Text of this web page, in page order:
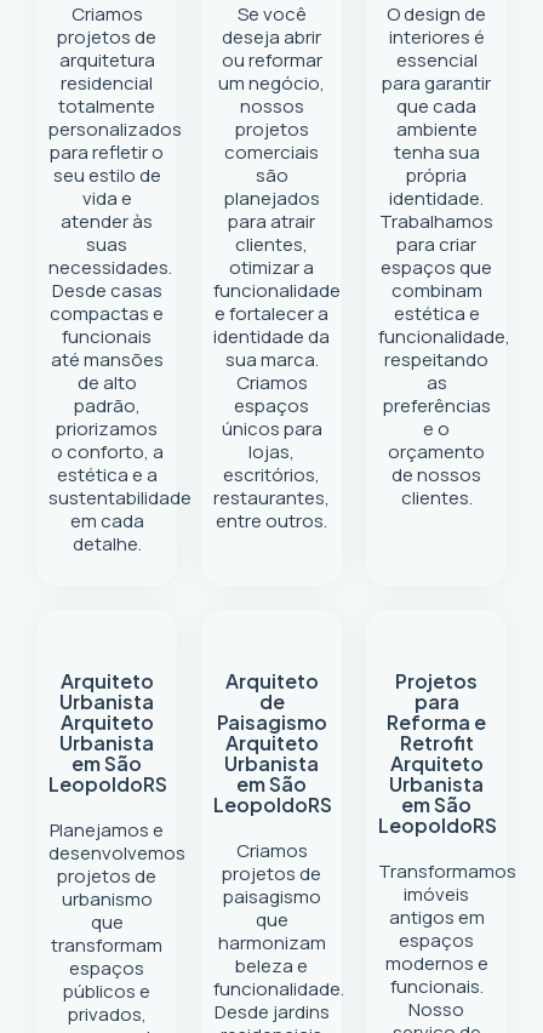
Criamos
projetos de
arquitetura
residencial
totalmente
personalizados
para refletir o
seu estilo de
vida e
atender às
suas
necessidades.
Desde casas
compactas e
funcionais
até mansões
de alto
padrão,
priorizamos
o conforto, a
estética e a
sustentabilidade
em cada
detalhe.
Se você
deseja abrir
ou reformar
um negócio,
nossos
projetos
comerciais
são
planejados
para atrair
clientes,
otimizar a
funcionalidade
e fortalecer a
identidade da
sua marca.
Criamos
espaços
únicos para
lojas,
escritórios,
restaurantes,
entre outros.
O design de
interiores é
essencial
para garantir
que cada
ambiente
tenha sua
própria
identidade.
Trabalhamos
para criar
espaços que
combinam
estética e
funcionalidade,
respeitando
as
preferências
e o
orçamento
de nossos
clientes.
Arquiteto
Urbanista
Arquiteto
Urbanista
em São
LeopoldoRS
Planejamos e
desenvolvemos
projetos de
urbanismo
que
transformam
espaços
públicos e
privados,
Arquiteto
de
Paisagismo
Arquiteto
Urbanista
em São
LeopoldoRS
Criamos
projetos de
paisagismo
que
harmonizam
beleza e
funcionalidade.
Desde jardins
Projetos
para
Reforma e
Retrofit
Arquiteto
Urbanista
em São
LeopoldoRS
Transformamos
imóveis
antigos em
espaços
modernos e
funcionais.
Nosso